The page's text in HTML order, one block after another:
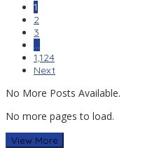
1
2
3
…
1,124
Next
No More Posts Available.
No more pages to load.
View More